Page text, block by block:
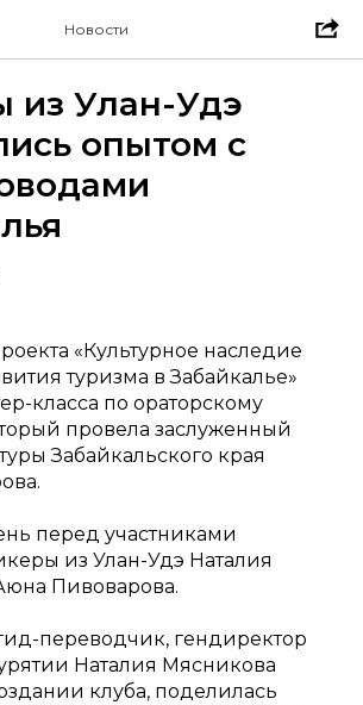
Новости
из Улан-Удэ
опытом с
«Культурное наследие
туризма в Забайкалье»
класса по ораторскому
провела заслуженный
Забайкальского края
перед участниками
из Улан-Удэ Наталия
Пивоварова.
переводчик, гендиректор
Наталия Мясникова
клуба, поделилась